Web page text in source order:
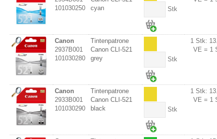
101030250
cyan
Stk
Canon
2937B001
101030280
Tintenpatrone
Canon CLI-521
grey
Stk
1 Stk:
VE = 1
Canon
2933B001
101030290
Tintenpatrone
Canon CLI-521
black
Stk
1 Stk:
VE = 1